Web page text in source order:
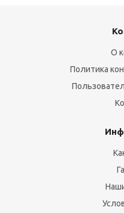
О
Политика